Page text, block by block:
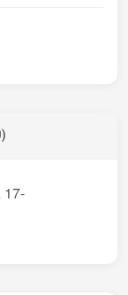
17-